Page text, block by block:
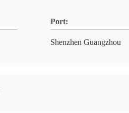
Port:
Shenzhen Guangzhou